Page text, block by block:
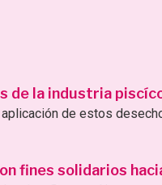
de la industria
de estos
fines solidarios